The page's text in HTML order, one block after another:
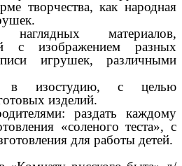
творчества, как народная
наглядных материалов,
с изображением разных
игрушек, различными
в изостудию, с целью
изделий.
раздать каждому
«соленого теста», с
для работы детей.